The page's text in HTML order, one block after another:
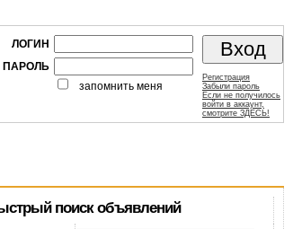
ЛОГИН
ПАРОЛЬ
запомнить меня
Регистрация
Забыли пароль
Если не получилось
войти в аккаунт,
смотрите ЗДЕСЬ!
поиск объявлений